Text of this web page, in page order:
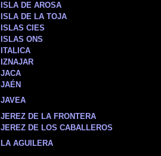
ISLA DE AROSA
ISLA DE LA TOJA
ISLAS CIES
ISLAS ONS
ITALICA
IZNAJAR
JACA
JAÉN
JAVEA
JEREZ DE LA FRONTERA
JEREZ DE LOS CABALLEROS
LA AGUILERA